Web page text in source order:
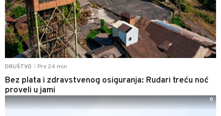
DRUŠTVO Pre 24 min
Bez plata i zdravstvenog osiguranja: Rudari treću noć
proveli u jami
0